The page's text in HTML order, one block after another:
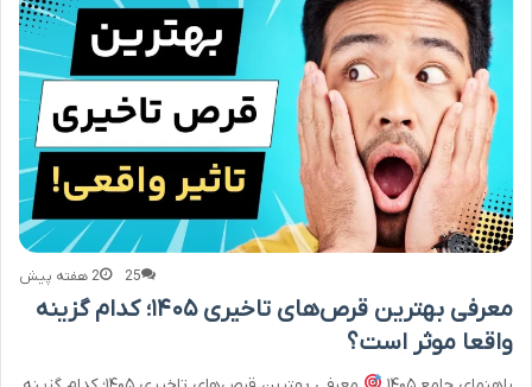
2 هفته پیش 25
معرفی بهترین قرص‌های تاخیری ۱۴۰۵؛ کدام گزینه
واقعا موثر است؟